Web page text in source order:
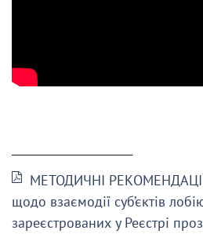
МЕТОДИЧНІ
щодо взаємодії суб’єктів
зареєстрованих у Реєстрі